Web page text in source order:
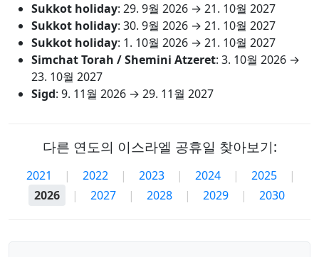
Sukkot holiday: 29. 9월 2026 → 21. 10월 2027
Sukkot holiday: 30. 9월 2026 → 21. 10월 2027
Sukkot holiday: 1. 10월 2026 → 21. 10월 2027
Simchat Torah / Shemini Atzeret: 3. 10월 2026 →
23. 10월 2027
Sigd: 9. 11월 2026 → 29. 11월 2027
다른 연도의 이스라엘 공휴일 찾아보기:
2021 | 2022 | 2023 | 2024 | 2025
|
2026
| 2027 | 2028 | 2029 | 2030